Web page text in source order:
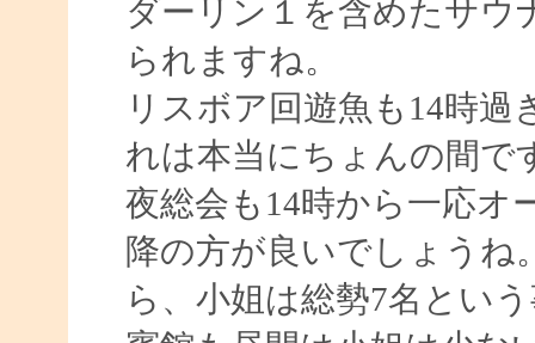
ダーリン１を含めたサウ
られますね。
リスボア回遊魚も14時
れは本当にちょんの間で
夜総会も14時から一応オ
降の方が良いでしょうね
ら、小姐は総勢7名とい